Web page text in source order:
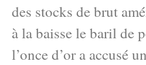
des stocks de brut
à la baisse le baril de
l’once d’or a accusé